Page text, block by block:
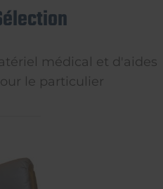
médical et d'aides
le particulier